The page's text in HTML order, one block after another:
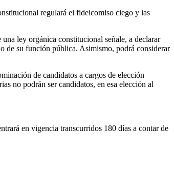
regulará el fideicomiso ciego y las
ley orgánica constitucional señale, a declarar
de su función pública. Asimismo, podrá considerar
de candidatos a cargos de elección
no podrán ser candidatos, en esa elección al
en vigencia transcurridos 180 días a contar de